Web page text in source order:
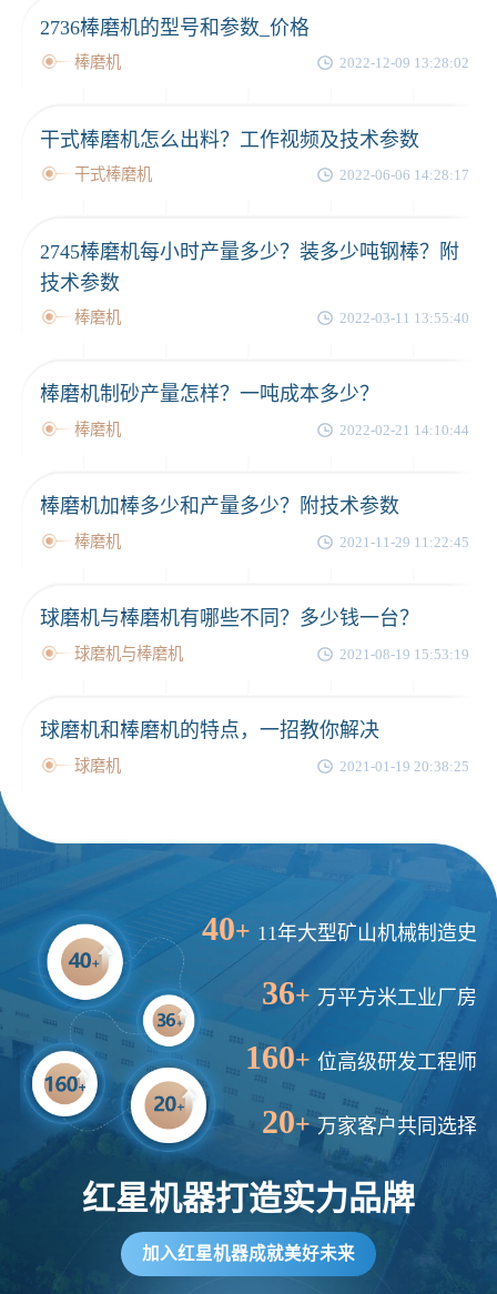
2736棒磨机的型号和参数_价格
棒磨机 2022-12-09 13:28:02
干式棒磨机怎么出料？工作视频及技术参数
干式棒磨机 2022-06-06 14:28:17
2745棒磨机每小时产量多少？装多少吨钢棒？附
技术参数
棒磨机 2022-03-11 13:55:40
棒磨机制砂产量怎样？一吨成本多少？
棒磨机 2022-02-21 14:10:44
棒磨机加棒多少和产量多少？附技术参数
棒磨机 2021-11-29 11:22:45
球磨机与棒磨机有哪些不同？多少钱一台？
球磨机与棒磨机 2021-08-19 15:53:19
球磨机和棒磨机的特点，一招教你解决
球磨机 2021-01-19 20:38:25
40+ 11年大型矿山机械制造史
36+ 万平方米工业厂房
160+ 位高级研发工程师
20+ 万家客户共同选择
红星机器打造实力品牌
加入红星机器成就美好未来